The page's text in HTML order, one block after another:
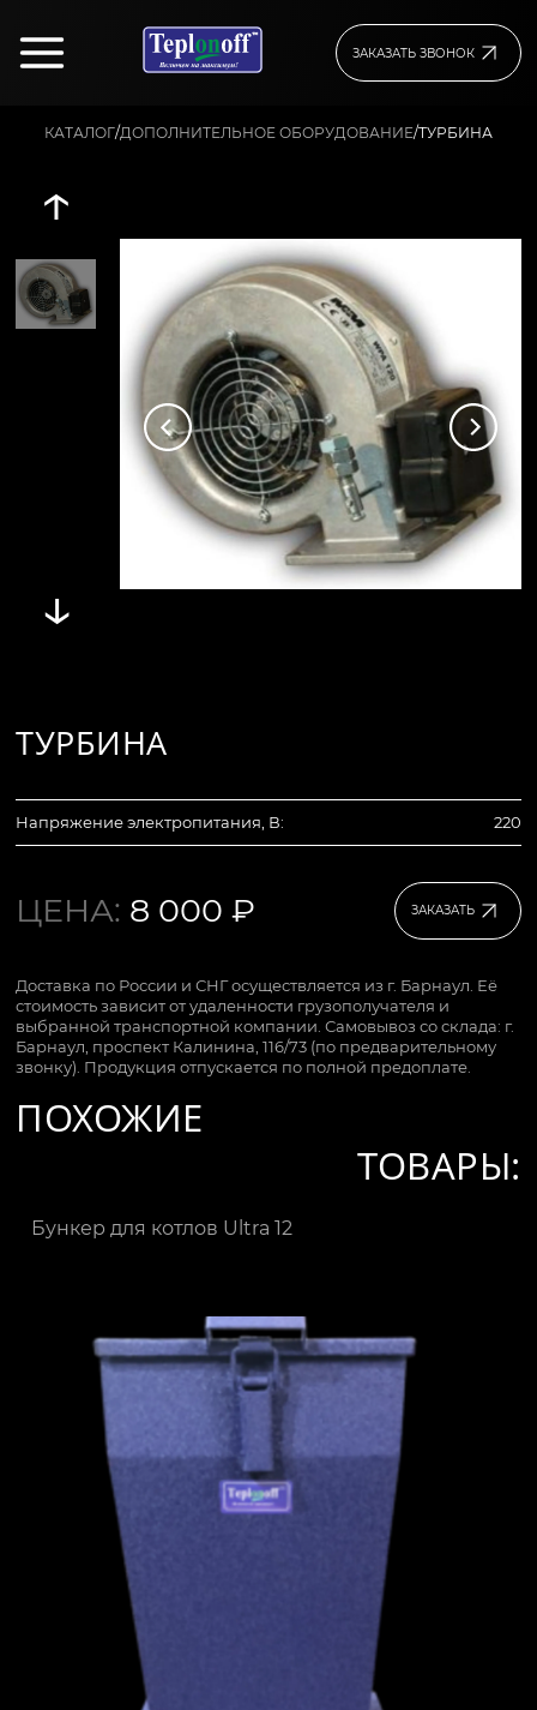
ЗАКАЗАТЬ ЗВОНОК
КАТАЛОГ/ДОПОЛНИТЕЛЬНОЕ ОБОРУДОВАНИЕ/ТУРБИНА
↑
↓
ТУРБИНА
Напряжение электропитания, В: 220
ЦЕНА: 8 000 ₽ ЗАКАЗАТЬ
Доставка по России и СНГ осуществляется из г. Барнаул. Её
стоимость зависит от удаленности грузополучателя и
выбранной транспортной компании. Самовывоз со склада: г.
Барнаул, проспект Калинина, 116/73 (по предварительному
звонку). Продукция отпускается по полной предоплате.
ПОХОЖИЕ
ТОВАРЫ:
Бункер для котлов Ultra 12